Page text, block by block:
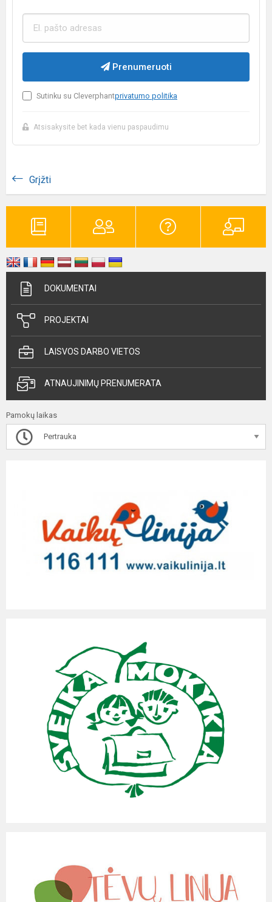
Prenumeruoti
Sutinku su Cleverphantprivatumo politika
Atsisakysite bet kada vienu paspaudimu
Grįžti
DOKUMENTAI
PROJEKTAI
LAISVOS DARBO VIETOS
ATNAUJINIMŲ PRENUMERATA
Pamokų laikas
Pertrauka